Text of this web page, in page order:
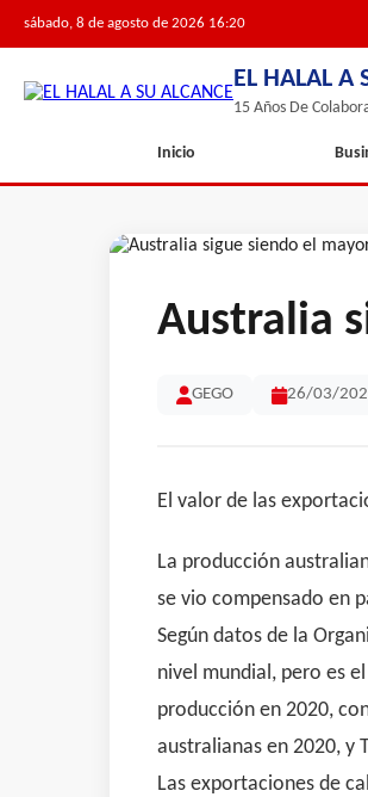
sábado, 8 de agosto de 2026 16:20
EL HALAL A
15 Años De
Inicio
Australia
GEGO 26/03/
El valor de las
La producción
se vio compensado en
Según datos de la
nivel mundial, pero es
producción en 2020,
australianas en 2020, y
Las exportaciones de